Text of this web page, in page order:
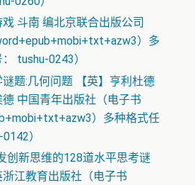
斗南 编北京联合出版公司
）多
tushu-0243）
题:几何问题 【英】亨利杜德
中国青年出版社（电子书
）多种格式任
）
创新思维的128道水平思考谜
江教育出版社（电子书